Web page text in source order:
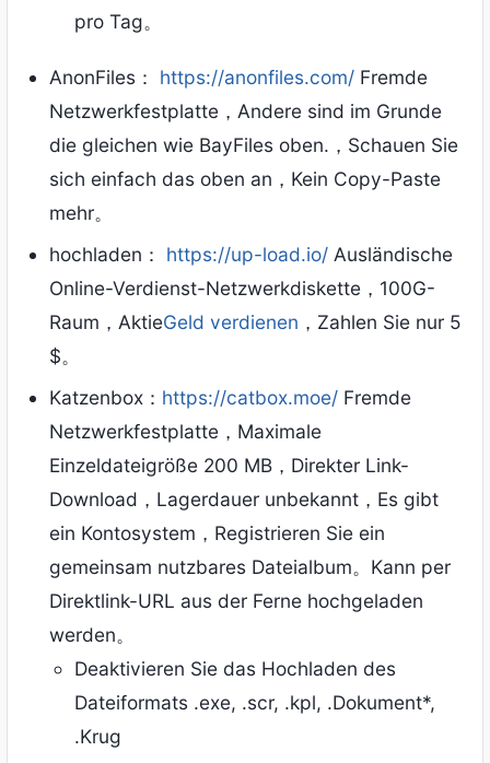
pro Tag。
AnonFiles： https://anonfiles.com/ Fremde
Netzwerkfestplatte，Andere sind im Grunde
die gleichen wie BayFiles oben.，Schauen Sie
sich einfach das oben an，Kein Copy-Paste
mehr。
hochladen： https://up-load.io/ Ausländische
Online-Verdienst-Netzwerkdiskette，100G-
Raum，AktieGeld verdienen ，Zahlen Sie nur 5
$。
Katzenbox： https://catbox.moe/ Fremde
Netzwerkfestplatte，Maximale
Einzeldateigröße 200 MB，Direkter Link-
Download，Lagerdauer unbekannt，Es gibt
ein Kontosystem，Registrieren Sie ein
gemeinsam nutzbares Dateialbum。Kann per
Direktlink-URL aus der Ferne hochgeladen
werden。
Deaktivieren Sie das Hochladen des
Dateiformats .exe, .scr, .kpl, .Dokument*,
.Krug